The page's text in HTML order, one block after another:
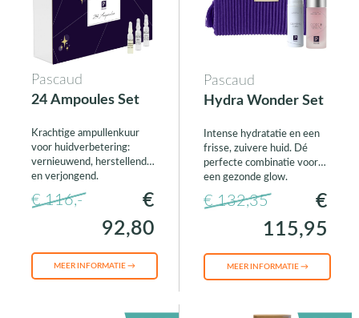
Pascaud
24 Ampoules Set
Krachtige ampullenkuur
voor huidverbetering:
vernieuwend, herstellend
en verjongend.
€ 116,-
€
92,80
MEER INFORMATIE →
Pascaud
Hydra Wonder Set
Intense hydratatie en een
frisse, zuivere huid. Dé
perfecte combinatie voor
een gezonde glow.
€ 132,35
€
115,95
MEER INFORMATIE →